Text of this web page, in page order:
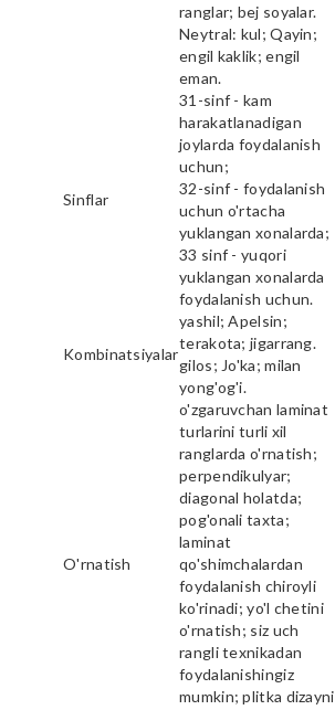
ranglar; bej soyalar.
Neytral: kul; Qayin;
engil kaklik; engil
eman.
Sinflar
31-sinf - kam
harakatlanadigan
joylarda foydalanish
uchun;
32-sinf - foydalanish
uchun o'rtacha
yuklangan xonalarda;
33 sinf - yuqori
yuklangan xonalarda
foydalanish uchun.
Kombinatsiyalar
yashil; Apelsin;
terakota; jigarrang.
gilos; Jo'ka; milan
yong'og'i.
O'rnatish
o'zgaruvchan laminat
turlarini turli xil
ranglarda o'rnatish;
perpendikulyar;
diagonal holatda;
pog'onali taxta;
laminat
qo'shimchalardan
foydalanish chiroyli
ko'rinadi; yo'l chetini
o'rnatish; siz uch
rangli texnikadan
foydalanishingiz
mumkin; plitka dizayni